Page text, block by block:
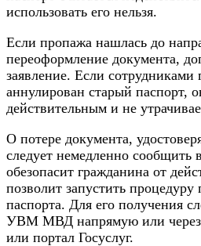
использовать его нельзя.
Если пропажа нашлась до
переоформление документа,
заявление. Если сотрудниками
аннулирован старый паспорт,
действительным и не
О потере документа,
следует немедленно
обезопасит гражданина от
позволит запустить
паспорта. Для его получения
УВМ МВД напрямую или
или портал Госуслуг.